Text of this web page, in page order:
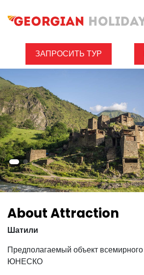
ЗАПРОСИТЬ ТУР
About Attraction
Шатили
Предполагаемый объект
ЮНЕСКО